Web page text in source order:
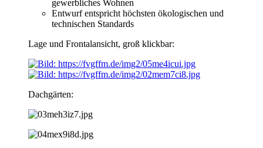
gewerbliches Wohnen
Entwurf entspricht höchsten ökologischen und
technischen Standards
Lage und Frontalansicht, groß klickbar:
Dachgärten: